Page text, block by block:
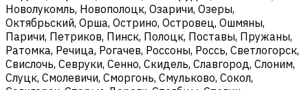
Новолукомль, Новополоцк, Озаричи, Озеры,
Октябрьский, Орша, Острино, Островец, Ошмяны,
Паричи, Петриков, Пинск, Полоцк, Поставы, Пружаны,
Ратомка, Речица, Рогачев, Россоны, Россь, Светлогорск,
Свислочь, Севруки, Сенно, Скидель, Славгород, Слоним,
Слуцк, Смолевичи, Сморгонь, Смульково, Сокол,